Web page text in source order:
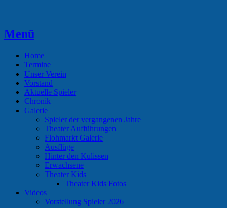
springen
Theaterverein Hünsborn
Menü
Home
Termine
Unser Verein
Vorstand
Aktuelle Spieler
Chronik
Galerie
Spieler der vergangenen Jahre
Theater Aufführungen
Flohmarkt Galerie
Ausflüge
Hinter den Kulissen
Erwachsene
Theater Kids
Theater Kids Fotos
Videos
Vorstellung Spieler 2026